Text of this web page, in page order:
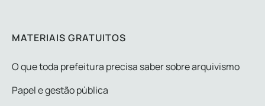
MATERIAIS GRATUITOS
O que toda prefeitura precisa saber sobre arquivismo
Papel e gestão pública